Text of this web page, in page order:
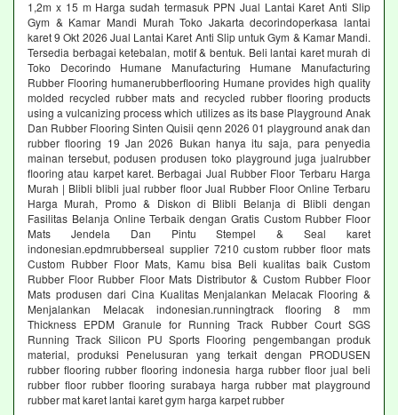
1,2m x 15 m Harga sudah termasuk PPN Jual Lantai Karet Anti Slip
Gym & Kamar Mandi Murah Toko Jakarta decorindoperkasa lantai
karet 9 Okt 2026 Jual Lantai Karet Anti Slip untuk Gym & Kamar Mandi.
Tersedia berbagai ketebalan, motif & bentuk. Beli lantai karet murah di
Toko Decorindo Humane Manufacturing Humane Manufacturing
Rubber Flooring humanerubberflooring Humane provides high quality
molded recycled rubber mats and recycled rubber flooring products
using a vulcanizing process which utilizes as its base Playground Anak
Dan Rubber Flooring Sinten Quisii qenn 2026 01 playground anak dan
rubber flooring 19 Jan 2026 Bukan hanya itu saja, para penyedia
mainan tersebut, podusen produsen toko playground juga jualrubber
flooring atau karpet karet. Berbagai Jual Rubber Floor Terbaru Harga
Murah | Blibli blibli jual rubber floor Jual Rubber Floor Online Terbaru
Harga Murah, Promo & Diskon di Blibli Belanja di Blibli dengan
Fasilitas Belanja Online Terbaik dengan Gratis Custom Rubber Floor
Mats Jendela Dan Pintu Stempel & Seal karet
indonesian.epdmrubberseal supplier 7210 custom rubber floor mats
Custom Rubber Floor Mats, Kamu bisa Beli kualitas baik Custom
Rubber Floor Rubber Floor Mats Distributor & Custom Rubber Floor
Mats produsen dari Cina Kualitas Menjalankan Melacak Flooring &
Menjalankan Melacak indonesian.runningtrack flooring 8 mm
Thickness EPDM Granule for Running Track Rubber Court SGS
Running Track Silicon PU Sports Flooring pengembangan produk
material, produksi Penelusuran yang terkait dengan PRODUSEN
rubber flooring rubber flooring indonesia harga rubber floor jual beli
rubber floor rubber flooring surabaya harga rubber mat playground
rubber mat karet lantai karet gym harga karpet rubber